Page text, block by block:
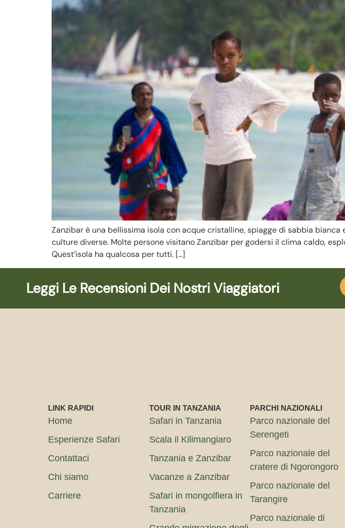
Zanzibar è una bellissima isola con acque cristalline, spiagge di sabbia
culture diverse. Molte persone visitano Zanzibar per godersi il clima caldo,
Quest’isola ha qualcosa per tutti. […]
Leggi Le Recensioni Dei Nostri Viaggiatori
LINK RAPIDI
Home
Esperienze Safari
Contattaci
Chi siamo
Carriere
TOUR IN TANZANIA
Safari in Tanzania
Scala il Kilimangiaro
Tanzania e Zanzibar
Vacanze a Zanzibar
Safari in mongolfiera in
Tanzania
PARCHI NAZIONALI
Parco nazionale del
Serengeti
Parco nazionale del
cratere di Ngorongoro
Parco nazionale del
Tarangire
Parco nazionale di